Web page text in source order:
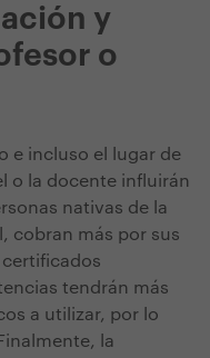
y
o
e incluso el lugar de
o la docente influirán
nativas de la
cobran más por sus
tendrán más
a utilizar, por lo
la